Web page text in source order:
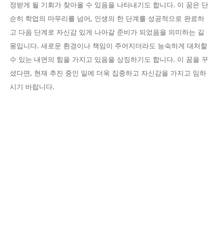
정받게 될 기회가 찾아올 수 있음을 나타내기도 합니다. 이 꿈은 단
순히 학업의 마무리를 넘어, 인생의 한 단계를 성공적으로 완료하
고 다음 단계로 자신감 있게 나아갈 준비가 되었음을 의미하는 길
몽입니다. 새로운 환경이나 책임이 주어지더라도 능숙하게 대처할
수 있는 내면의 힘을 가지고 있음을 상징하기도 합니다. 이 꿈을 꾸
셨다면, 현재 추진 중인 일에 더욱 집중하고 자신감을 가지고 임하
시기 바랍니다.